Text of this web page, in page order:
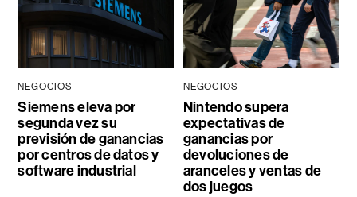
NEGOCIOS
Siemens eleva por
segunda vez su
previsión de ganancias
por centros de datos y
software industrial
NEGOCIOS
Nintendo supera
expectativas de
ganancias por
devoluciones de
aranceles y ventas de
dos juegos